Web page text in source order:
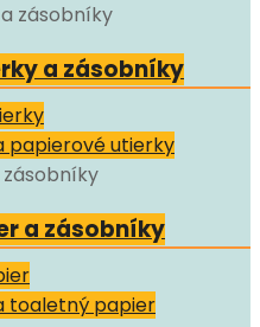
zásobníky
a zásobníky
papierové utierky
a zásobníky
toaletný papier